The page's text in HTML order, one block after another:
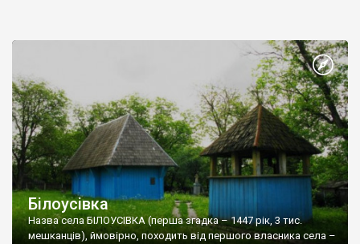
Білоусівка
Назва села БІЛОУСІВКА (перша згадка – 1447 рік, 3 тис.
мешканців), ймовірно, походить від першого власника села –